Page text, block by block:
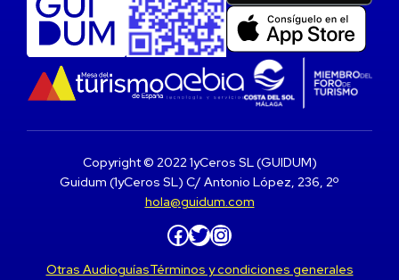
Copyright © 2022 1yCeros SL (GUIDUM)
Guidum (1yCeros SL) C/ Antonio López, 236, 2º
hola@guidum.com
Facebook Twitter Instagram
Otras AudioguíasTérminos y condiciones generales